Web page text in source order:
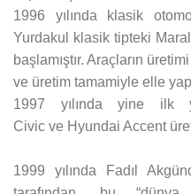
1996 yılında klasik
Yurdakul klasik tipteki
başlamıştır. Araçların
ve üretim tamamiyle elle
1997 yılında yine ilk
Civic ve Hyundai Accent
1999 yılında Fadıl